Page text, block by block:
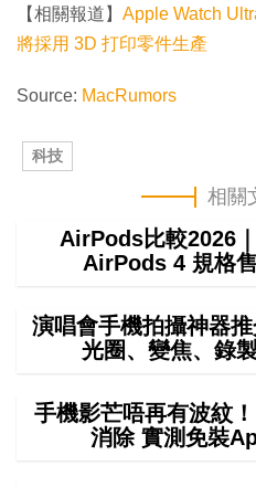
【相關報道】 Apple Watch
將採用 3D 打印零件生產
Source: MacRumors
科技
相關
AirPods比較2026
AirPods 4 規格
演唱會手機拍攝神器
光圈、變焦、錄
手機影芒唔再有波紋
消除 實測免裝